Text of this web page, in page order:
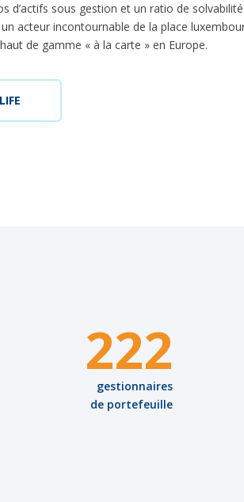
d’actifs sous gestion et un ratio de
acteur incontournable de la place
de gamme « à la carte » en Europe.
222
gestionnaires
de portefeuille